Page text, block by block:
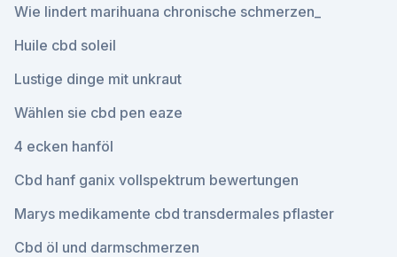
Wie lindert marihuana chronische schmerzen_
Huile cbd soleil
Lustige dinge mit unkraut
Wählen sie cbd pen eaze
4 ecken hanföl
Cbd hanf ganix vollspektrum bewertungen
Marys medikamente cbd transdermales pflaster
Cbd öl und darmschmerzen